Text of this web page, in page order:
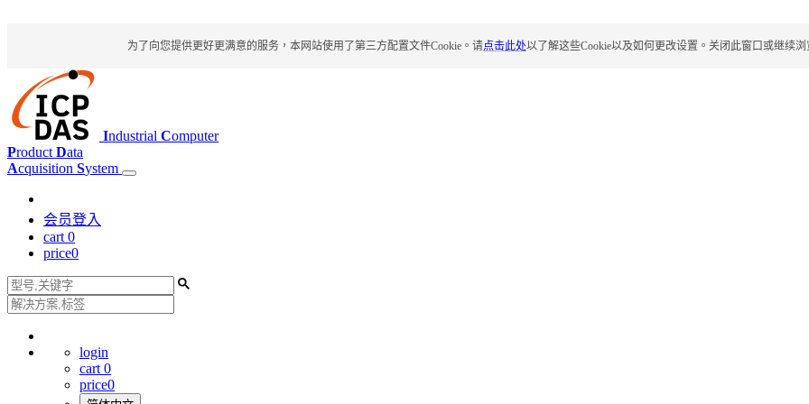
为了向您提供更好更满意的服务，本网站使用了第三方配置文件Cookie。请点击此处以了解这些Cookie以及如何更改设置。关闭此窗口或继续
Industrial Computer
Product Data
Acquisition System
会员登入
cart 0
price0
login
cart 0
price0